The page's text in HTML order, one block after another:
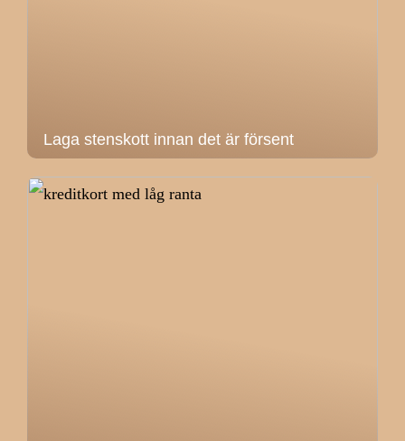
Laga stenskott innan det är försent